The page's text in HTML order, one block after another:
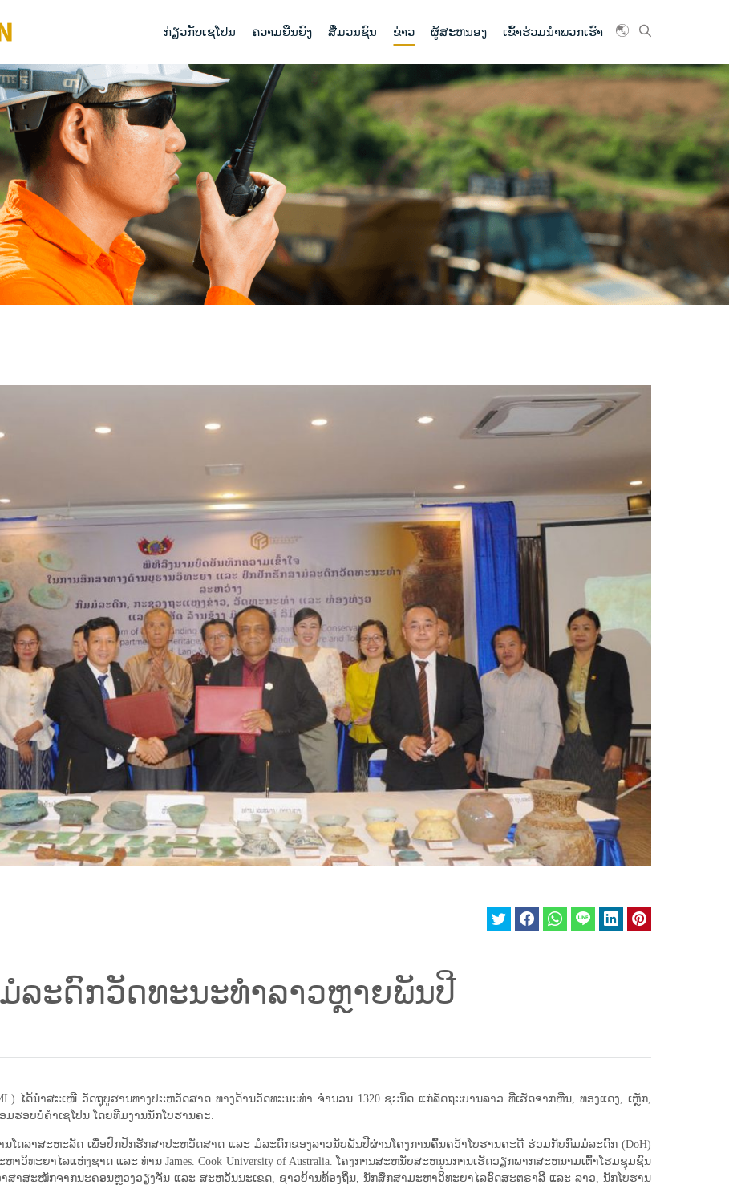
ກ່ຽວກັບເຊໂປນ ຄວາມຍືນຍົງ ສື່ມວນຊົນ ຂ່າວ ຜູ້ສະຫນອງ ເຂົ້າ​ຮ່ວມ​ນໍາ​ພວກ​ເຮົາ
ມໍລະດົກວັດທະນະທຳລາວຫຼາຍພັນປີ
ໄດ້ນໍາສະເໜີ ວັດຖຸບູຮານທາງປະຫວັດສາດ ທາງດ້ານວັດທະນະທໍາ ຈໍານວນ 1320 ຊະນິດ ແກ່ລັດຖະບານລາວ ທີ່ເຮັດຈາກຫີນ, ທອງແດງ, ເຫຼັກ,
ມຮອບບໍ່ຄໍາເຊໂປນ ໂດຍທີມງານນັກໂບຮານຄະ.
ນໂດລາສະຫະລັດ ເພື່ອປົກປັກຮັກສາປະຫວັດສາດ ແລະ ມໍລະດົກຂອງລາວນັບພັນປີຜ່ານໂຄງການຄົ້ນຄວ້າໂບຮານຄະດີ ຮ່ວມກັບກົມມໍລະດົກ (DoH)
ວິທະຍາໄລແຫ່ງຊາດ ແລະ ທ່ານ James. Cook University of Australia. ໂຄງ​ການ​ສະ​ຫນັບ​ສະ​ຫນູນ​ການ​ເຮັດ​ວຽກ​ພາກ​ສະ​ຫນາມ​ເຕົ້າ​ໂຮມ​ຊຸມ​ຊົນ​
ສາສະໝັກຈາກນະຄອນຫຼວງວຽງຈັນ ແລະ ສະຫວັນນະເຂດ, ຊາວບ້ານທ້ອງຖິ່ນ, ນັກສຶກສາມະຫາວິທະຍາໄລອົດສະຕຣາລີ ແລະ ລາວ, ນັກໂບຮານ